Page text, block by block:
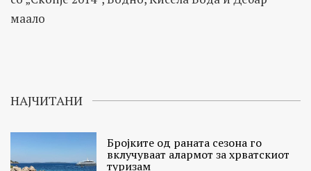
маало
НАЈЧИТАНИ
Бројките од раната сезона го
вклучуваат алармот за хрватскиот
туризам